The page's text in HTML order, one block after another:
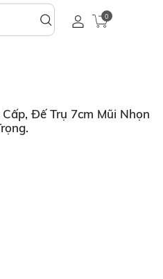
0
Đế Trụ 7cm Mũi Nhọn